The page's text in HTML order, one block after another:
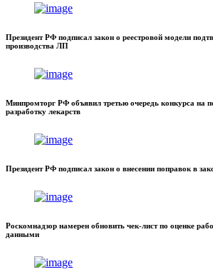
Президент РФ подписал закон о реестровой модели
производства ЛП
Минпромторг РФ объявил третью очередь конкурса на
разработку лекарств
Президент РФ подписал закон о внесении поправок в
Роскомнадзор намерен обновить чек-лист по оценке
данными